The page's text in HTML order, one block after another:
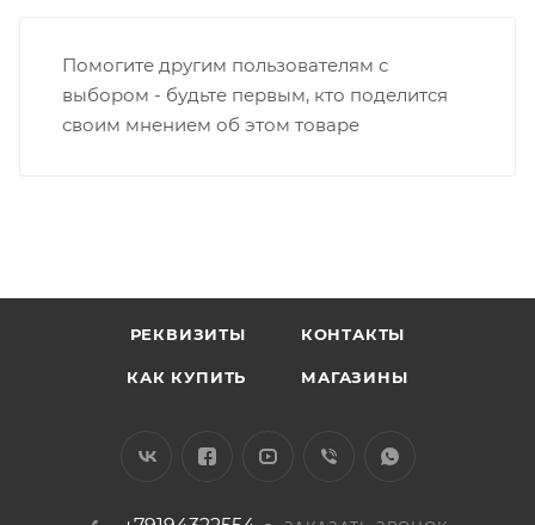
Помогите другим пользователям с
выбором - будьте первым, кто поделится
своим мнением об этом товаре
РЕКВИЗИТЫ КОНТАКТЫ
КАК КУПИТЬ МАГАЗИНЫ